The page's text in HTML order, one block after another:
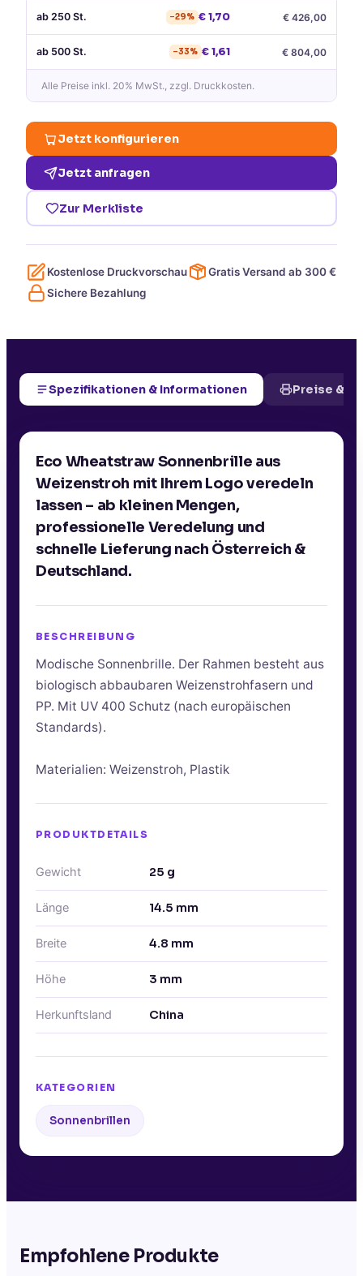
ab 250 St. −29% €1,70 € 426,00
ab 500 St. −33% €1,61 € 804,00
Alle Preise inkl. 20% MwSt., zzgl. Druckkosten.
Jetzt konfigurieren
Jetzt anfragen
Zur Merkliste
Kostenlose Druckvorschau Gratis Versand ab 300€
Sichere Bezahlung
Spezifikationen & Informationen Preise &
Eco Wheatstraw Sonnenbrille aus
Weizenstroh mit Ihrem Logo veredeln
lassen – ab kleinen Mengen,
professionelle Veredelung und
schnelle Lieferung nach Österreich &
Deutschland.
BESCHREIBUNG
Modische Sonnenbrille. Der Rahmen besteht aus
biologisch abbaubaren Weizenstrohfasern und
PP. Mit UV 400 Schutz (nach europäischen
Standards).
Materialien: Weizenstroh, Plastik
PRODUKTDETAILS
Gewicht 25 g
Länge 14.5 mm
Breite 4.8 mm
Höhe 3 mm
Herkunftsland China
KATEGORIEN
Sonnenbrillen
Empfohlene Produkte